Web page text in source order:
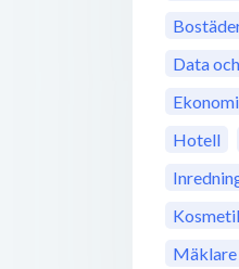
Data
Ekonomi
Hotell
Mäklare